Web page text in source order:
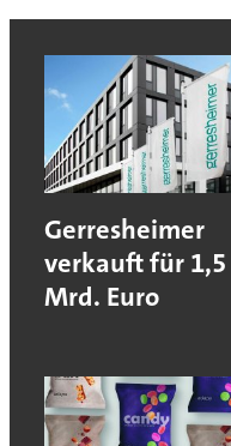
Gerresheimer
verkauft für 1,5
Mrd. Euro